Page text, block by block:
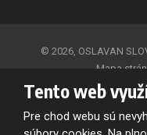
© 2026, OSLAVAN
Mapa
Tento web
Pre chod webu sú